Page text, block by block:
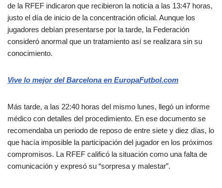
de la RFEF indicaron que recibieron la noticia a las 13:47 horas,
justo el día de inicio de la concentración oficial. Aunque los
jugadores debían presentarse por la tarde, la Federación
consideró anormal que un tratamiento así se realizara sin su
conocimiento.
Vive lo mejor del Barcelona en EuropaFutbol.com
Más tarde, a las 22:40 horas del mismo lunes, llegó un informe
médico con detalles del procedimiento. En ese documento se
recomendaba un periodo de reposo de entre siete y diez días, lo
que hacía imposible la participación del jugador en los próximos
compromisos. La RFEF calificó la situación como una falta de
comunicación y expresó su “sorpresa y malestar”.